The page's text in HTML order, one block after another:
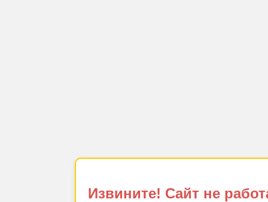
Извините! Сайт не